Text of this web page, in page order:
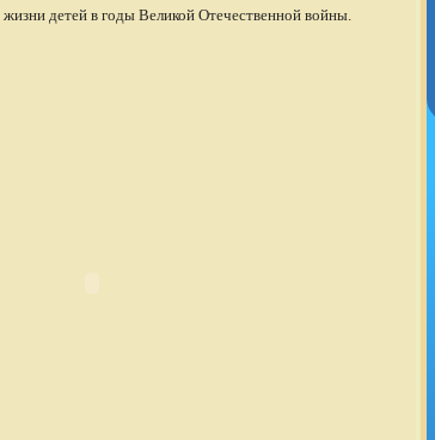
детей в годы Великой Отечественной войны.